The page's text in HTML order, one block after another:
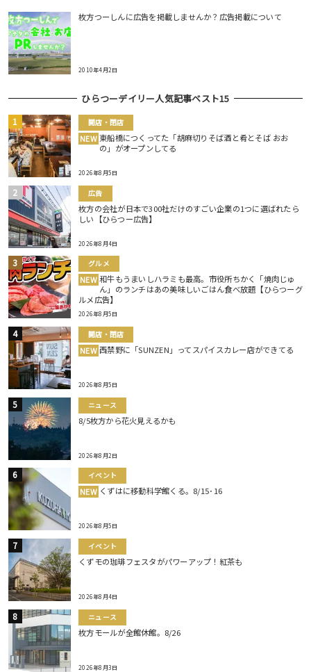
枚方つーしんに広告を掲載しませんか？広告掲載について
2010年4月2日
ひらつーデイリー人気記事ベスト15
開店・閉店
NEW 東船橋につくってた「胡麻切りそば酒と肴とそば おお
の」がオープンしてる
2026年8月5日
広告
枚方の会社が日本で300社だけのすごい企業の1つに選ばれたら
しい【ひらつー広告】
2026年8月4日
グルメ
NEW 和牛もうまいしハラミも最高。市役所ちかく「焼肉じゅ
ん」のランチはあの美味しいごはん食べ放題【ひらつーグ
ルメ広告】
2026年8月5日
開店・閉店
NEW 西禁野に「SUNZEN」ってスパイスカレー店ができてる
2026年8月5日
ニュース
8/5枚方から花火見えるかも
2026年8月2日
イベント
NEW くずはに移動科学館くる。8/15･16
2026年8月5日
イベント
くずモの珈琲フェスタがパワーアップ！紅茶も
2026年8月4日
ニュース
枚方モールが全館休館。8/26
2026年8月3日